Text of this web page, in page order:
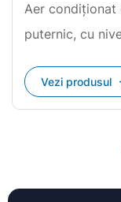
Aer condiționat
puternic, cu
Vezi produsul